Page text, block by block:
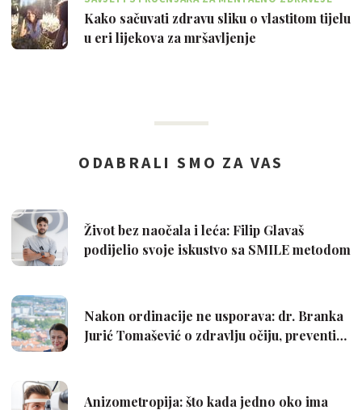
Kako sačuvati zdravu sliku o vlastitom tijelu
u eri lijekova za mršavljenje